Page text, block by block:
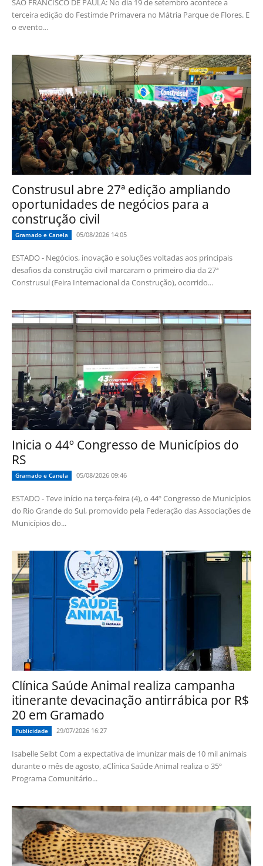
SÃO FRANCISCO DE PAULA: No dia 19 de setembro acontece a
terceira edição do Festimde Primavera no Mátria Parque de Flores. E
o evento...
Construsul abre 27ª edição ampliando
oportunidades de negócios para a
construção civil
Gramado e Canela 05/08/2026 14:05
ESTADO - Negócios, inovação e soluções voltadas aos principais
desafios da construção civil marcaram o primeiro dia da 27ª
Construsul (Feira Internacional da Construção), ocorrido...
Inicia o 44º Congresso de Municípios do
RS
Gramado e Canela 05/08/2026 09:46
ESTADO - Teve início na terça-feira (4), o 44º Congresso de Municípios
do Rio Grande do Sul, promovido pela Federação das Associações de
Municípios do...
Clínica Saúde Animal realiza campanha
itinerante devacinação antirrábica por R$
20 em Gramado
Publicidade 29/07/2026 16:27
Isabelle Seibt Com a expectativa de imunizar mais de 10 mil animais
durante o mês de agosto, aClínica Saúde Animal realiza o 35º
Programa Comunitário...